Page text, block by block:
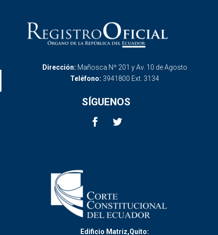
Dirección: Mañosca Nº 201 y Av. 10 de Agosto
Teléfono: 3941800 Ext. 3134
SÍGUENOS
Edificio Matriz,Quito: